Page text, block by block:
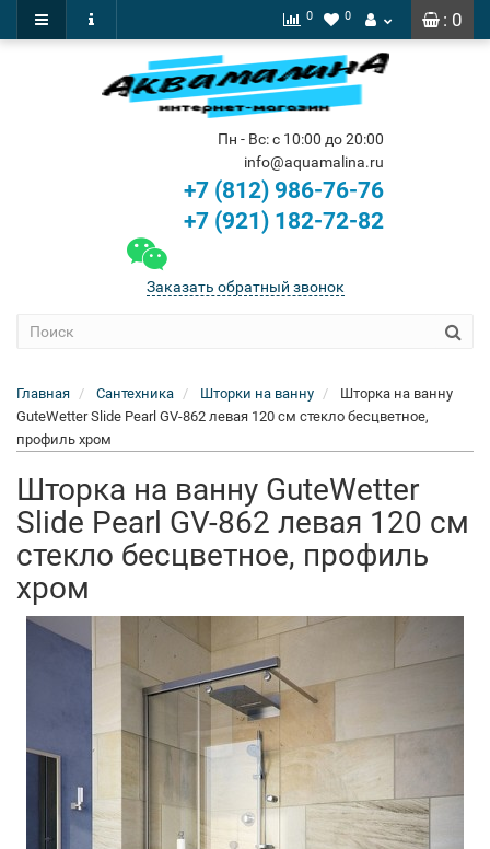
: 0
0 0
Пн - Вс: с 10:00 до 20:00
info@aquamalina.ru
+7 (812) 986-76-76
+7 (921) 182-72-82
Заказать обратный звонок
Главная Сантехника Шторки на ванну
Шторка на ванну
GuteWetter Slide Pearl GV-862 левая 120 см стекло бесцветное,
профиль хром
Шторка на ванну GuteWetter
Slide Pearl GV-862 левая 120 см
стекло бесцветное, профиль
хром